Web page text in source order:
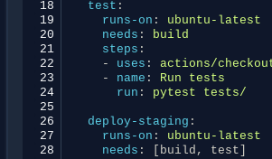
18
test :
19
runs-on :
ubuntu-latest
20
needs :
build
21
steps :
22
- uses :
actions/
23
- name :
Run tests
24
run :
pytest tests/
25
26
deploy-staging :
27
runs-on :
ubuntu-latest
28
needs : build , test